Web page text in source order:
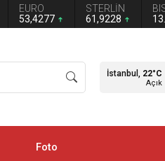
EURO
53,4277
STERLİN
61,9228
İstanbul, 22°C
Açık
Foto